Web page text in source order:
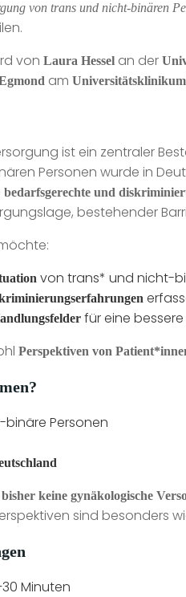
von trans und nicht-binären
von Laura Hessel an der
am
ist ein zentraler
Personen wurde in
bedarfsgerechte und
bestehender
von trans* und nicht-
für eine
Perspektiven von
Personen
bisher keine gynäkologische
sind besonders
Minuten